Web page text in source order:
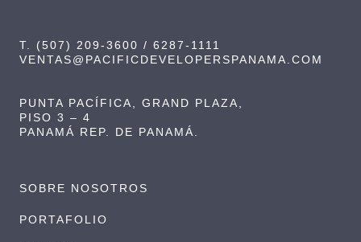
T. (507) 209-3600 / 6287-1111
VENTAS@PACIFICDEVELOPERSPANAMA.COM
PUNTA PACÍFICA, GRAND PLAZA,
PISO 3 – 4
PANAMÁ REP. DE PANAMÁ.
SOBRE NOSOTROS
PORTAFOLIO